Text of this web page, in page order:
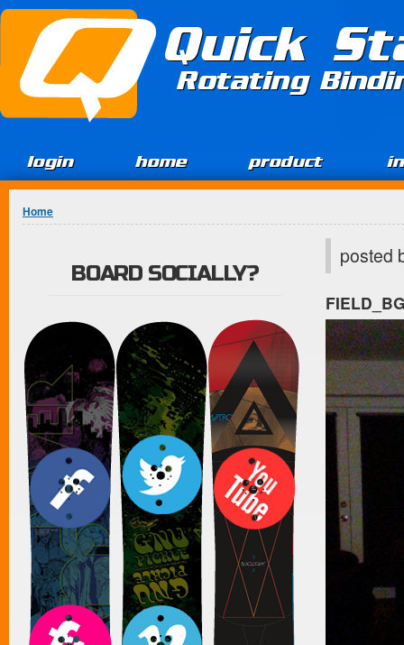
Jump to Content
Quick
Rotating
login home product
You are here
Home
posted
BOARD SOCIALLY?